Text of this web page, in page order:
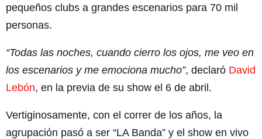
pequeños clubs a grandes escenarios para 70 mil
personas.
“Todas las noches, cuando cierro los ojos, me veo en
los escenarios y me emociona mucho”, declaró David
Lebón, en la previa de su show el 6 de abril.
Vertiginosamente, con el correr de los años, la
agrupación pasó a ser “LA Banda” y el show en vivo